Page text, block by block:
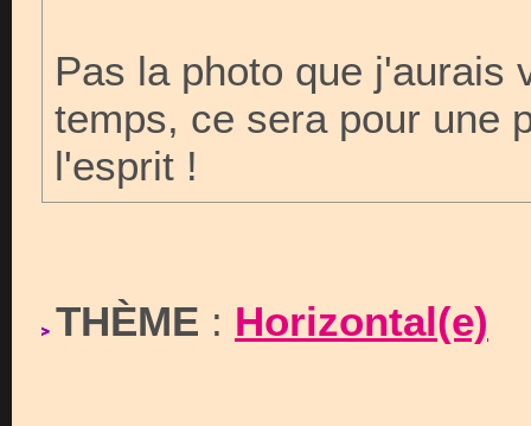
Pas la photo que j'aurais
temps, ce sera pour une
l'esprit !
THÈME : Horizontal(e)